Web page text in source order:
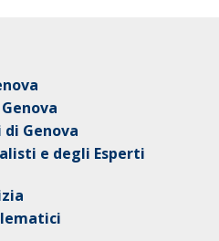
Genova
e degli Esperti